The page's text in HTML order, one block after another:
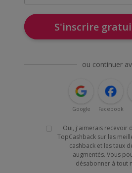
S'inscrire
ou continuer
Google Facebook
Oui, j'aimerais recevoir
TopCashback sur les
cashback et les taux
augmentés. Vous
désabonner à tout